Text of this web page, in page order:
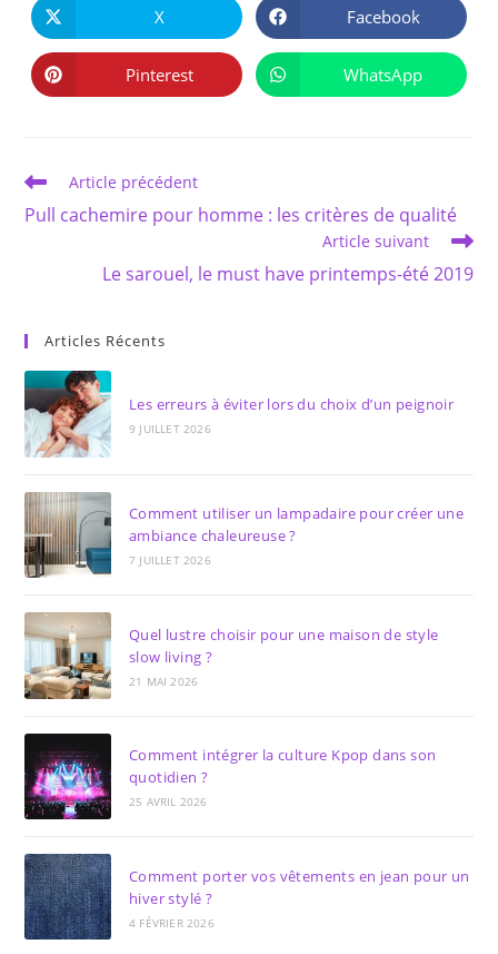
CE
CONTENU
Ouvrir
dans
une
autre
fenêtre
X Ouvrir
dans
une
autre
fenêtre
Facebook
Ouvrir
dans
Pinterest Ouvrir
dans
WhatsApp
Read
more
articles
Article précédent
Pull cachemire pour homme : les critères de qualité
Article suivant
Le sarouel, le must have printemps-été 2019
Articles Récents
Les erreurs à éviter lors du choix d’un peignoir
9 JUILLET 2026
Comment utiliser un lampadaire pour créer une
ambiance chaleureuse ?
7 JUILLET 2026
Quel lustre choisir pour une maison de style
slow living ?
21 MAI 2026
Comment intégrer la culture Kpop dans son
quotidien ?
25 AVRIL 2026
Comment porter vos vêtements en jean pour un
hiver stylé ?
4 FÉVRIER 2026